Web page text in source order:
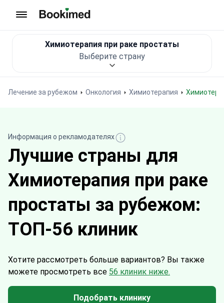
Лечение за рубежом Онкология Химиотерапия
Химиотерапия при раке простаты
Выберите страну
Информация о рекламодателях
Лучшие страны для
Химиотерапия при раке
простаты за рубежом:
ТОП-56 клиник
Хотите рассмотреть больше вариантов? Вы также
можете просмотреть все 56 клиник ниже.
Подобрать клинику